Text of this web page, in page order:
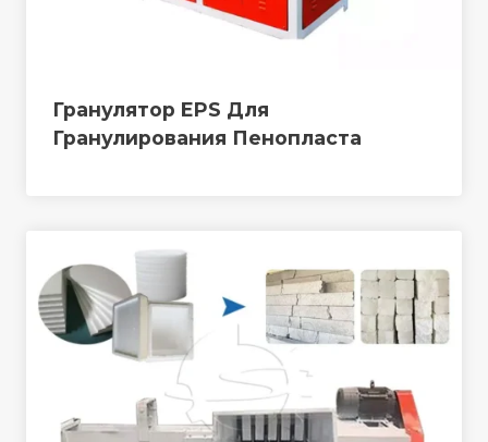
Гранулятор EPS Для
Гранулирования Пенопласта